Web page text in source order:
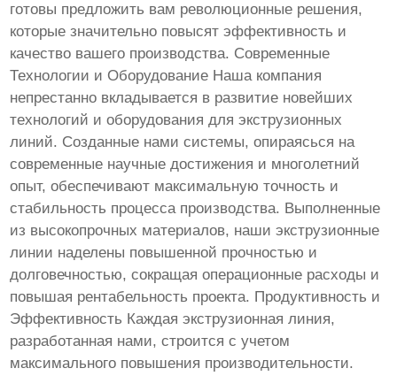
готовы предложить вам революционные решения,
которые значительно повысят эффективность и
качество вашего производства. Современные
Технологии и Оборудование Наша компания
непрестанно вкладывается в развитие новейших
технологий и оборудования для экструзионных
линий. Созданные нами системы, опираясься на
современные научные достижения и многолетний
опыт, обеспечивают максимальную точность и
стабильность процесса производства. Выполненные
из высокопрочных материалов, наши экструзионные
линии наделены повышенной прочностью и
долговечностью, сокращая операционные расходы и
повышая рентабельность проекта. Продуктивность и
Эффективность Каждая экструзионная линия,
разработанная нами, строится с учетом
максимального повышения производительности.